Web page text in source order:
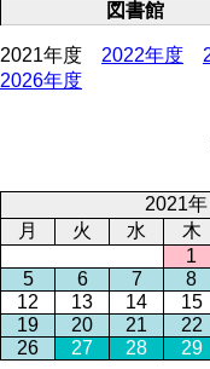
図書館
2021年度 2022年度
2026年度
2021年
月
火 水 木
1
5
6 7 8
12
13 14 15
19
20 21 22
26
27 28 29